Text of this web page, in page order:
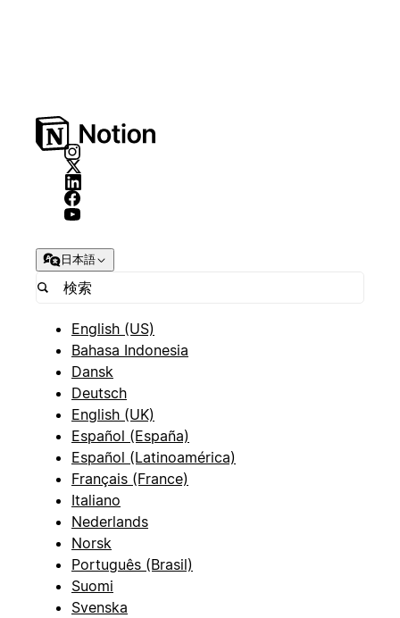
日本語
English (US)
Bahasa Indonesia
Dansk
Deutsch
English (UK)
Español (España)
Español (Latinoamérica)
Français (France)
Italiano
Nederlands
Norsk
Português (Brasil)
Suomi
Svenska